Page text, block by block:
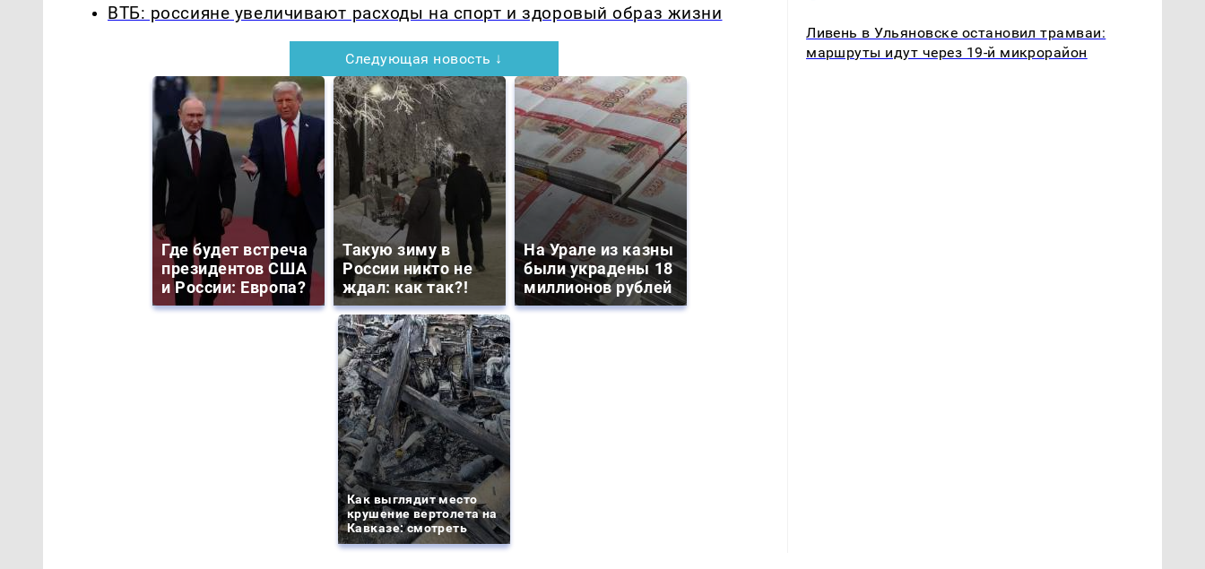
ВТБ: россияне увеличивают расходы на спорт и здоровый образ жизни
Следующая новость ↓
Где будет встреча
президентов США
и России: Европа?
Такую зиму в
России никто не
ждал: как так?!
На Урале из казны
были украдены 18
миллионов рублей
Как выглядит место
крушение вертолета на
Кавказе: смотреть
Ливень в Ульяновске остановил трамваи:
маршруты идут через 19-й микрорайон